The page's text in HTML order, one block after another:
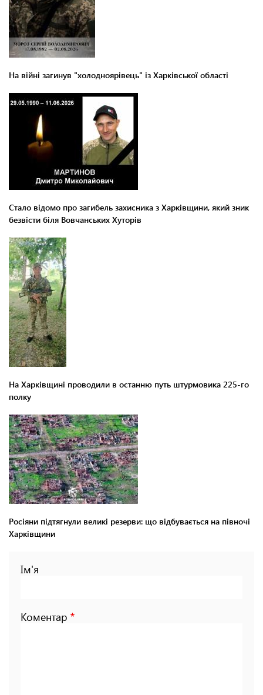
На війні загинув "холодноярівець" із Харківської області
Стало відомо про загибель захисника з Харківщини, який зник
безвісти біля Вовчанських Хуторів
На Харківщині проводили в останню путь штурмовика 225-го
полку
Росіяни підтягнули великі резерви: що відбувається на півночі
Харківщини
Ім'я
Коментар